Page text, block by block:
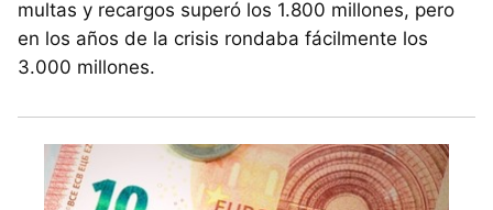
multas y recargos superó los 1.800 millones, pero
en los años de la crisis rondaba fácilmente los
3.000 millones.